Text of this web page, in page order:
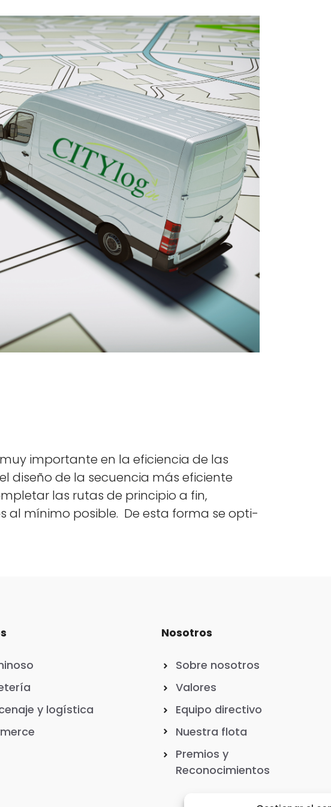
impor­tante en la efi­cien­cia de las
dis­eño de la secuen­cia más efi­ciente
las rutas de prin­ci­pio a fin,
al mín­i­mo posi­ble. De esta for­ma se opti­
y logística
Nosotros
Sobre nosotros
Valores
Equipo directivo
Nuestra flota
Premios y
Reconocimientos